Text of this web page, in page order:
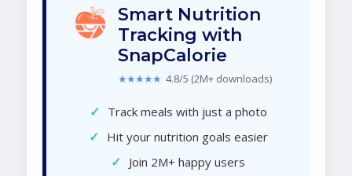
Smart Nutrition
Tracking with
SnapCalorie
★★★★★ 4.8/5 (2M+ downloads)
✓ Track meals with just a photo
✓ Hit your nutrition goals easier
✓ Join 2M+ happy users